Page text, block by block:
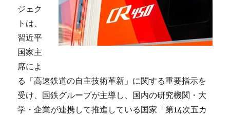
ジェク
トは、
習近平
国家主
席によ
る「高速鉄道の自主技術革新」に関する重要指示を
受け、国鉄グループが主導し、国内の研究機関・大
学・企業が連携して推進している国家「第14次五カ